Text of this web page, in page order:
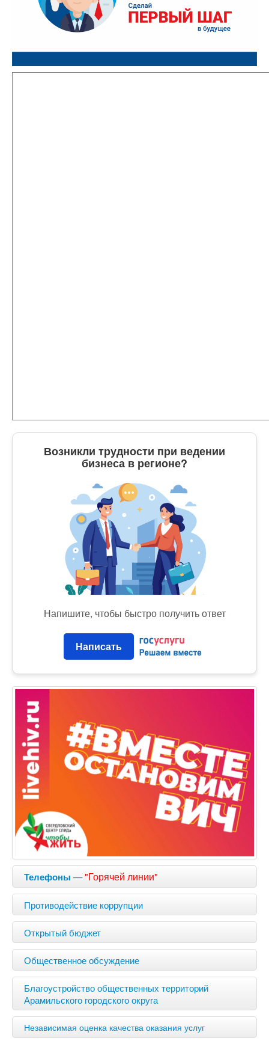
Возникли трудности при ведении
бизнеса в регионе?
Напишите, чтобы быстро получить ответ
Написать
Телефоны —"Горячей линии"
Противодействие коррупции
Открытый бюджет
Общественное обсуждение
Благоустройство общественных территорий
Арамильского городского округа
Независимая оценка качества оказания услуг